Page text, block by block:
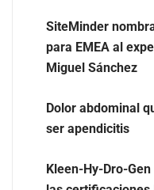
conectando lonjas con
SiteMinder
para EMEA al
Miguel Sánchez
Dolor abdominal
ser apendicitis
Kleen-Hy-Dro-